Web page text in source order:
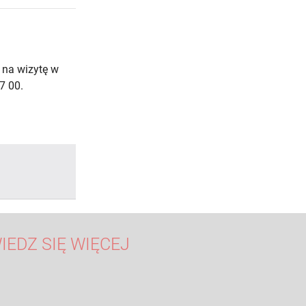
wizytę w
00.
SIĘ WIĘCEJ